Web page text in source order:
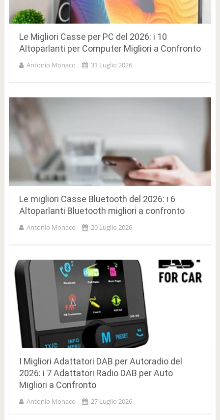
Le Migliori Casse per PC del 2026: i 10
Altoparlanti per Computer Migliori a Confronto
Antonio Monaco 31 Luglio 2026
Le migliori Casse Bluetooth del 2026: i 6
Altoparlanti Bluetooth migliori a confronto
Antonio Monaco 20 Luglio 2026
I Migliori Adattatori DAB per Autoradio del
2026: i 7 Adattatori Radio DAB per Auto
Migliori a Confronto
Antonio Monaco 27 Luglio 2026